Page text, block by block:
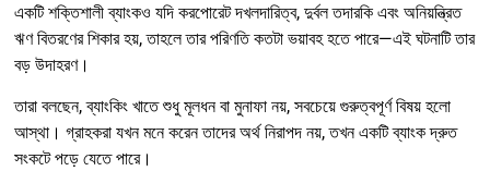
একটি শক্তিশালী ব্যাংকও যদি করপোরেট দখলদারিত্ব, দুর্বল তদারকি এবং অনিয়ন্ত্রিত
ঋণ বিতরণের শিকার হয়, তাহলে তার পরিণতি কতটা ভয়াবহ হতে পারে—এই ঘটনাটি তার
বড় উদাহরণ।
তারা বলছেন, ব্যাংকিং খাতে শুধু মূলধন বা মুনাফা নয়, সবচেয়ে গুরুত্বপূর্ণ বিষয় হলো
আস্থা। গ্রাহকরা যখন মনে করেন তাদের অর্থ নিরাপদ নয়, তখন একটি ব্যাংক দ্রুত
সংকটে পড়ে যেতে পারে।